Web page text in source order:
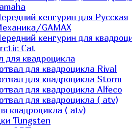
кенгурин для Русская
GAMAX
кенгурин для
Cat
для квадроцикла
для квадроцикла Rival
для квадроцикла Storm
для квадроцикла Alfeco
для квадроцикла ( atv)
квадроцикла ( atv)
Tungsten